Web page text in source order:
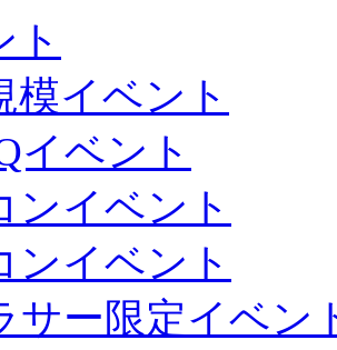
ト
模イベント
イベント
ンイベント
ンイベント
サー限定イベン